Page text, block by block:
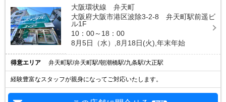
大阪環状線 弁天町
大阪府大阪市港区波除3-2-8 弁天町駅前遥ビ
ル1F
10：00～18：00
8月5日（水）,8月18日(火),年末年始
得意エリア 弁天町駅/弁天町駅/朝潮橋駅/九条駅/大正駅
経験豊富なスタッフが親身になってご対応いたします。